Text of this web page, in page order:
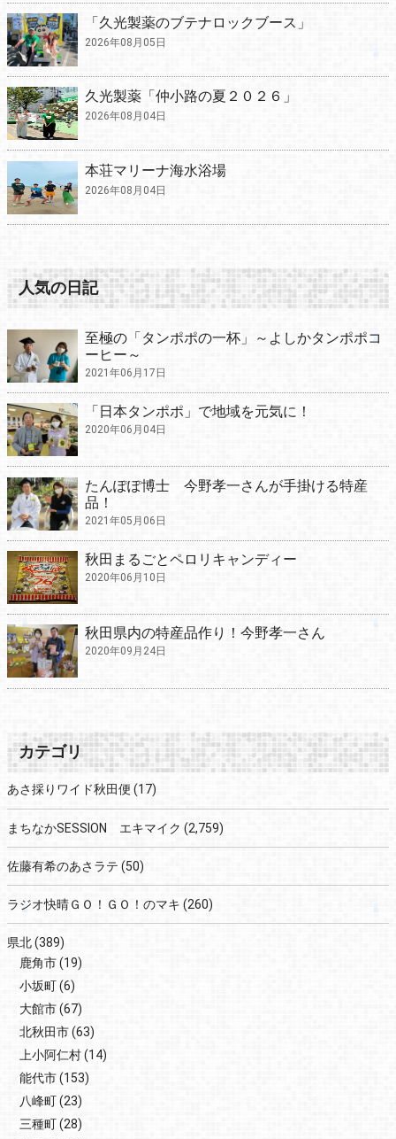
「久光製薬のブテナロックブース」
2026年08月05日
久光製薬「仲小路の夏２０２６」
2026年08月04日
本荘マリーナ海水浴場
2026年08月04日
人気の日記
至極の「タンポポの一杯」～よしかタンポポコ
ーヒー～
2021年06月17日
「日本タンポポ」で地域を元気に！
2020年06月04日
たんぽぽ博士 今野孝一さんが手掛ける特産
品！
2021年05月06日
秋田まるごとペロリキャンディー
2020年06月10日
秋田県内の特産品作り！今野孝一さん
2020年09月24日
カテゴリ
あさ採りワイド秋田便 (17)
まちなかSESSION エキマイク (2,759)
佐藤有希のあさラテ (50)
ラジオ快晴ＧＯ！ＧＯ！のマキ (260)
県北(389)
鹿角市(19)
小坂町(6)
大館市(67)
北秋田市(63)
上小阿仁村(14)
能代市(153)
八峰町(23)
三種町(28)